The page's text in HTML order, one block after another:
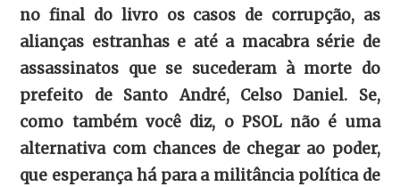
no final do livro os casos de corrupção, as
alianças estranhas e até a macabra série de
assassinatos que se sucederam à morte do
prefeito de Santo André, Celso Daniel. Se,
como também você diz, o PSOL não é uma
alternativa com chances de chegar ao poder,
que esperança há para a militância política de